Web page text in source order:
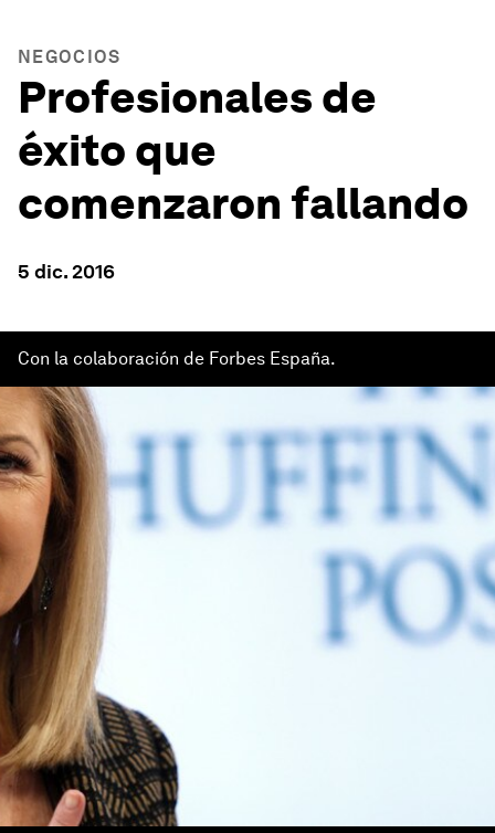
NEGOCIOS
Profesionales de
éxito que
comenzaron fallando
5 dic. 2016
Con la colaboración de Forbes España.